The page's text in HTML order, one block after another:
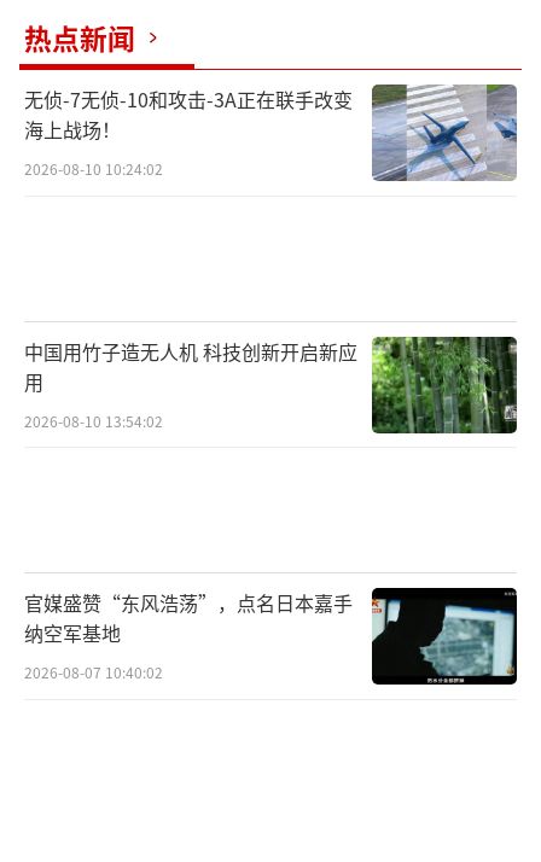
热点新闻
无侦-7无侦-10和攻击-3A正在联手改变
海上战场！
2026-08-10 10:24:02
中国用竹子造无人机 科技创新开启新应
用
2026-08-10 13:54:02
官媒盛赞“东风浩荡”，点名日本嘉手
纳空军基地
2026-08-07 10:40:02